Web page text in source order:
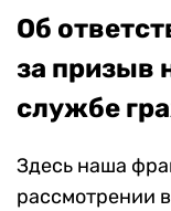
Об
за призыв
службе
Здесь наша
рассмотрении